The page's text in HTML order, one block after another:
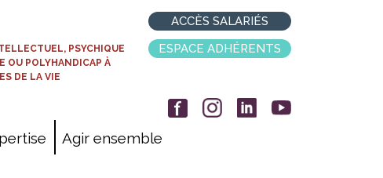
PSYCHIQUE
OU POLYHANDICAP À
DE LA VIE
ACCÈS SALARIÉS
ESPACE ADHÉRENTS
Agir ensemble